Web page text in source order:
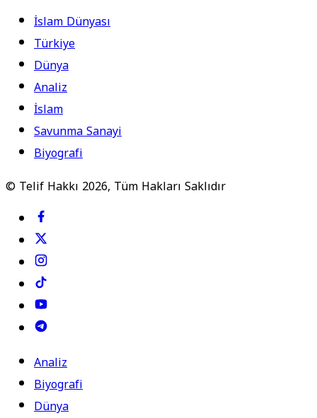
İslam Dünyası
Türkiye
Dünya
Analiz
İslam
Savunma Sanayi
Biyografi
© Telif Hakkı 2026, Tüm Hakları Saklıdır
Analiz
Biyografi
Dünya